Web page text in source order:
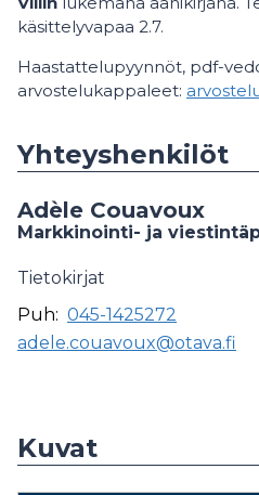
käsittelyvapaa 2.7.
Haastattelupyynnöt, pdf-
arvostelukappaleet:
Yhteyshenkilöt
Adèle Couavoux
Markkinointi- ja
Tietokirjat
Puh: 045-1425272
adele.couavoux@otava.fi
Kuvat